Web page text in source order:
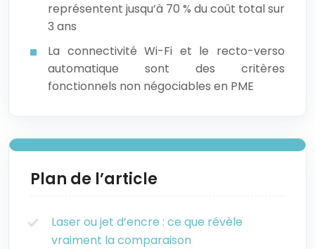
représentent jusqu’à 70 % du coût total sur
3 ans
La connectivité Wi-Fi et le recto-verso
automatique sont des critères
fonctionnels non négociables en PME
Plan de l’article
Laser ou jet d’encre : ce que révèle
vraiment la comparaison